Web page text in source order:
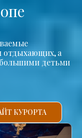
отдыхающих, а
детьми
КУРОРТА